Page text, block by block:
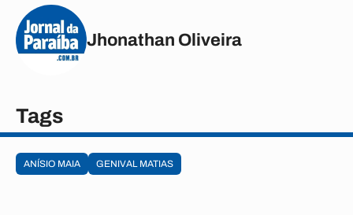
Jhonathan Oliveira
Tags
ANÍSIO MAIA GENIVAL MATIAS